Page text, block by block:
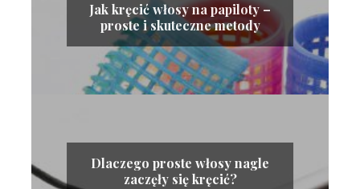
Jak kręcić włosy na papiloty –
proste i skuteczne metody
Dlaczego proste włosy nagle
zaczęły się kręcić?